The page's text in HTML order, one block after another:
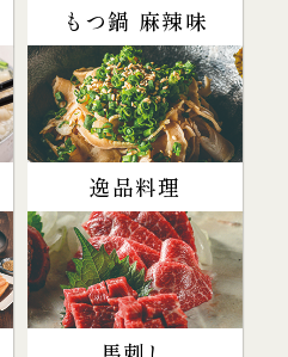
もつ鍋 麻辣味
逸品料理